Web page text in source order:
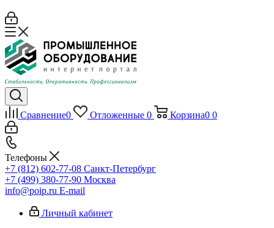
Сравнение0 Отложенные 0 Корзина0 0
Телефоны
+7 (812) 602-77-08 Санкт-Петербург
+7 (499) 380-77-90 Москва
info@poip.ru E-mail
Личный кабинет